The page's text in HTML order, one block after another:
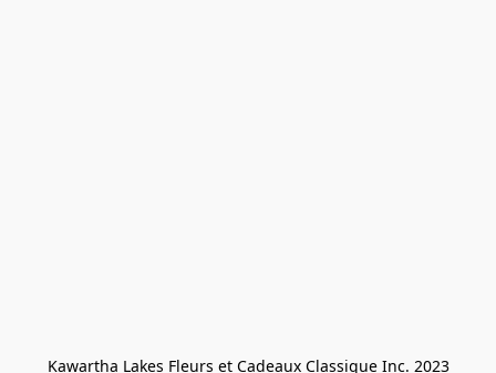
Kawartha Lakes Fleurs et Cadeaux Classique Inc. 2023